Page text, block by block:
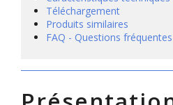
Téléchargement
Produits similaires
FAQ - Questions fréquentes